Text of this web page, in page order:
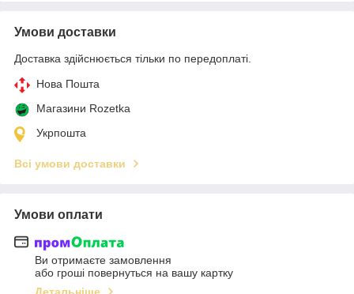
Умови доставки
Доставка здійснюється тільки по передоплаті.
Нова Пошта
Магазини Rozetka
Укрпошта
Всі умови доставки
Умови оплати
Ви отримаєте замовлення
або гроші повернуться на вашу картку